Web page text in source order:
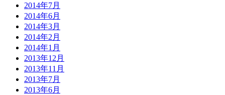
2014年7月
2014年6月
2014年3月
2014年2月
2014年1月
2013年12月
2013年11月
2013年7月
2013年6月